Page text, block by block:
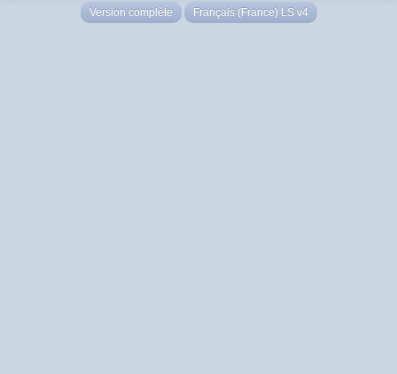
Version complète Français (France) LS v4